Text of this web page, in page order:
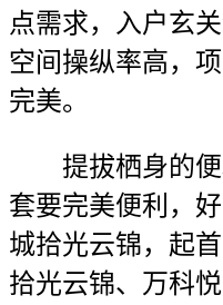
点需求，入户玄
空间操纵率高，
完美。
提拔栖身的便
套要完美便利，
城拾光云锦，起
拾光云锦、万科